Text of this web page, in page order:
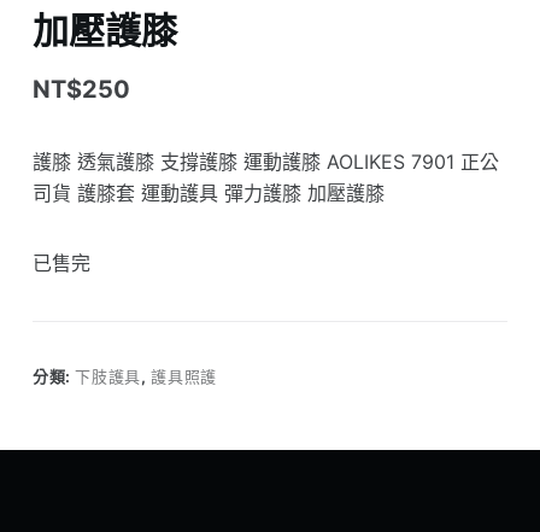
加壓護膝
NT$250
護膝 透氣護膝 支撐護膝 運動護膝 AOLIKES 7901 正公
司貨 護膝套 運動護具 彈力護膝 加壓護膝
已售完
分類:下肢護具,護具照護